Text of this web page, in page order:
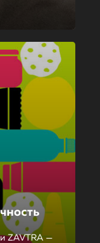
ZAVTRA —